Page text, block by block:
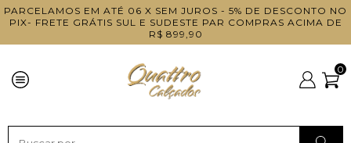
PARCELAMOS EM ATÉ 06 X SEM JUROS - 5% DE DESCONTO NO
PIX- FRETE GRÁTIS SUL E SUDESTE PAR COMPRAS ACIMA DE
R$ 899,90
0